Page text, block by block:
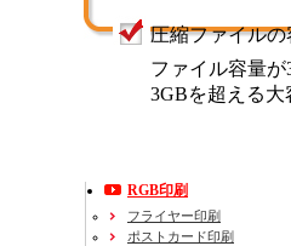
圧縮ファイル
ファイル容量
3GBを超える
RGB印刷
フライヤー印刷
ポストカード印刷